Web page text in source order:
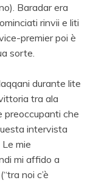
Baradar era
rinvii e liti
premier poi è
sorte.
durante lite
tra ala
preoccupanti che
intervista
mie
mi affido a
noi c’è